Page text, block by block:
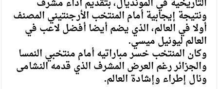
التاريخية في المونديال، بتقديم أداء مشرف
ونتيجة إيجابية أمام المنتخب الأرجنتيني المصنف
أولا في العالم، الذي يضم أيضا أفضل لاعب في
العالم ليونيل ميسي.
وكان المنتخب خسر مباراتيه أمام منتخبي النمسا
والجزائر رغم العرض المشرف الذي قدمه النشامى
ونال إطراء وإشادة العالم.